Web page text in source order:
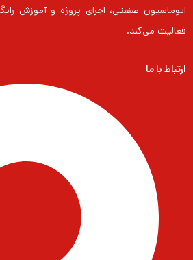
اتوماسیون صنعتی، اجرای پروژه و آموزش
فعالیت می‌کند.
ارتباط با ما